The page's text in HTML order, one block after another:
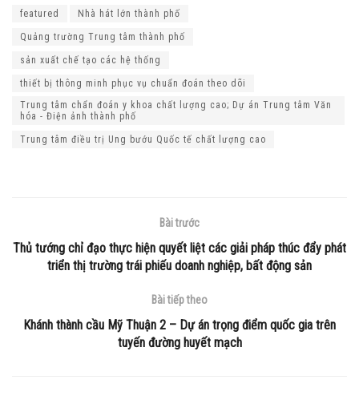
featured Nhà hát lớn thành phố
Quảng trường Trung tâm thành phố
sản xuất chế tạo các hệ thống
thiết bị thông minh phục vụ chuẩn đoán theo dõi
Trung tâm chẩn đoán y khoa chất lượng cao; Dự án Trung tâm Văn
hóa - Điện ảnh thành phố
Trung tâm điều trị Ung bướu Quốc tế chất lượng cao
Bài trước
Thủ tướng chỉ đạo thực hiện quyết liệt các giải pháp thúc đẩy phát
triển thị trường trái phiếu doanh nghiệp, bất động sản
Bài tiếp theo
Khánh thành cầu Mỹ Thuận 2 – Dự án trọng điểm quốc gia trên
tuyến đường huyết mạch